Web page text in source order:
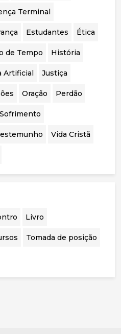
Terminal
Estudantes Ética
de Tempo História
Artificial Justiça
Oração Perdão
Sofrimento
Vida Cristã
Livro
Tomada de posição